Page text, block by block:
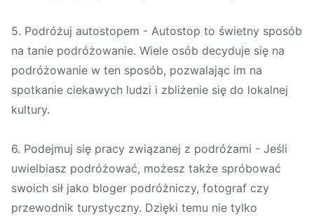
5. Podróżuj autostopem - Autostop to świetny sposób
na tanie podróżowanie. Wiele osób decyduje się na
podróżowanie w ten sposób, pozwalając im na
spotkanie ciekawych ludzi i zbliżenie się do lokalnej
kultury.
6. Podejmuj się pracy związanej z podróżami - Jeśli
uwielbiasz podróżować, możesz także spróbować
swoich sił jako bloger podróżniczy, fotograf czy
przewodnik turystyczny. Dzięki temu nie tylko